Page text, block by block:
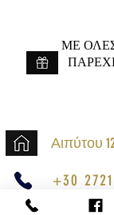
ME
Αιπύτου
+30